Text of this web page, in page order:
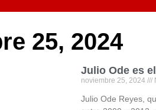
25, 2024
Julio Ode es
noviembre 25, 2024
Julio Ode Reyes,